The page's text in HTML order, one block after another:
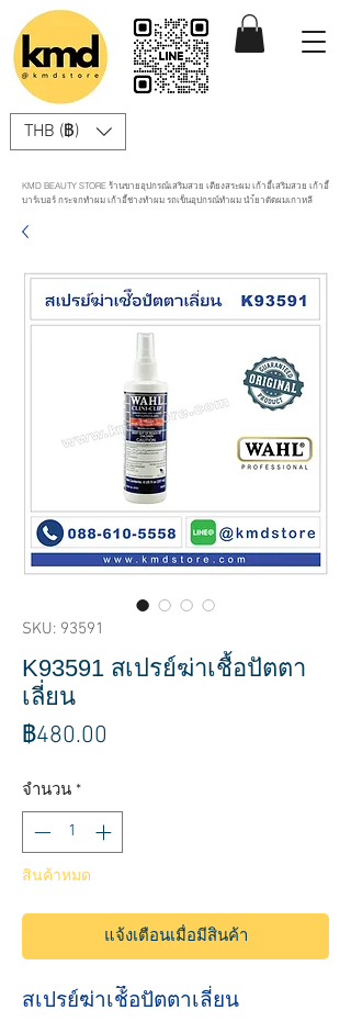
THB (฿)
KMD BEAUTY STORE ร้านขายอุปกรณ์เสริมสวย เตียงสระผม เก้าอี้เสริมสวย เก้าอี้
บาร์เบอร์ กระจกทำผม เก้าอี้ช่างทำผม รถเข็นอุปกรณ์ทำผม นำ้ยาดัดผมเกาหลี
SKU: 93591
K93591 สเปรย์ฆ่าเชื้อปัตตา
เลี่ยน
฿480.00
จำนวน *
สินค้าหมด
แจ้งเตือนเมื่อมีสินค้า
สเปรย์ฆ่าเช้ือปัตตาเลี่ยน